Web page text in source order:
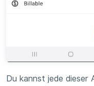
Du kannst jede dieser